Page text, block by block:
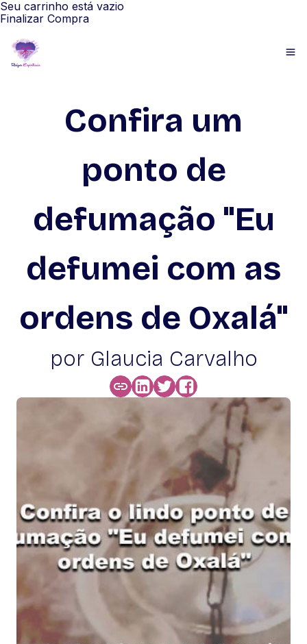
Seu carrinho está vazio
Finalizar Compra
Confira um
ponto de
defumação "Eu
defumei com as
ordens de Oxalá"
por Glaucia Carvalho